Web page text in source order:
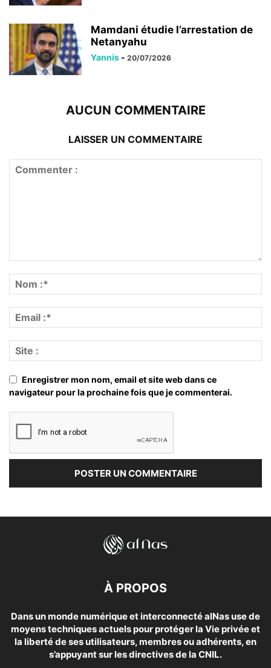
Mamdani étudie l’arrestation de
Netanyahu
Yannis - 20/07/2026
AUCUN COMMENTAIRE
LAISSER UN COMMENTAIRE
Enregistrer mon nom, email et site web dans ce
navigateur pour la prochaine fois que je commenterai.
À PROPOS
Dans un monde numérique et interconnecté alNas use de
moyens techniques actuels pour protéger la Vie privée et
la liberté de ses utilisateurs, membres ou adhérents, en
s’appuyant sur les directives de la CNIL.